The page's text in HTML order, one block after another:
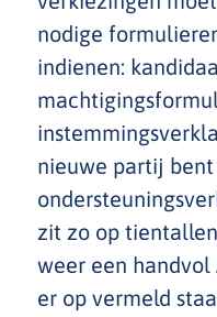
nodige
indienen:
nieuwe partij
zit zo op
weer een handvol
er op vermeld